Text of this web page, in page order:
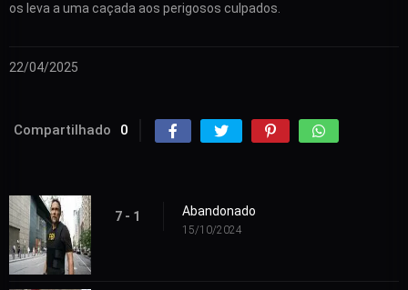
os leva a uma caçada aos perigosos culpados.
22/04/2025
Compartilhado 0
7 - 1 Abandonado
15/10/2024